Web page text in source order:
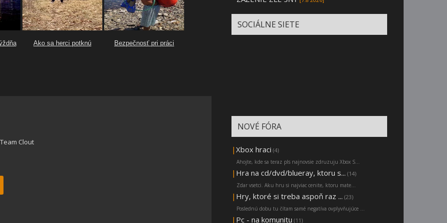
Team Clout
SOCIÁLNE SIETE
NOVÉ FÓRA
| Xbox hraci (4)
Ahojte, kde sa teraz pls najnovsie zdruzuju Xbox S...
| Hra na cd/dvd/blueray, ktoru s... (14)
Zdar vsetci. Aku hru si najviac cenite, ktoru mate...
| Hry, ktoré si treba aspoň raz ... (23)
Poslednú dobu tu čítam samé negatíva ovplyvňujúce ...
| Pc - na komunitu (11)